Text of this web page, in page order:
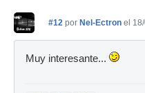
#12 por Nel-Ectron el
Muy interesante...